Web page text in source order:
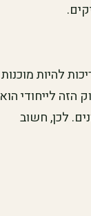
להיות מוכנות
לייחודי הוא
לכן, חשוב